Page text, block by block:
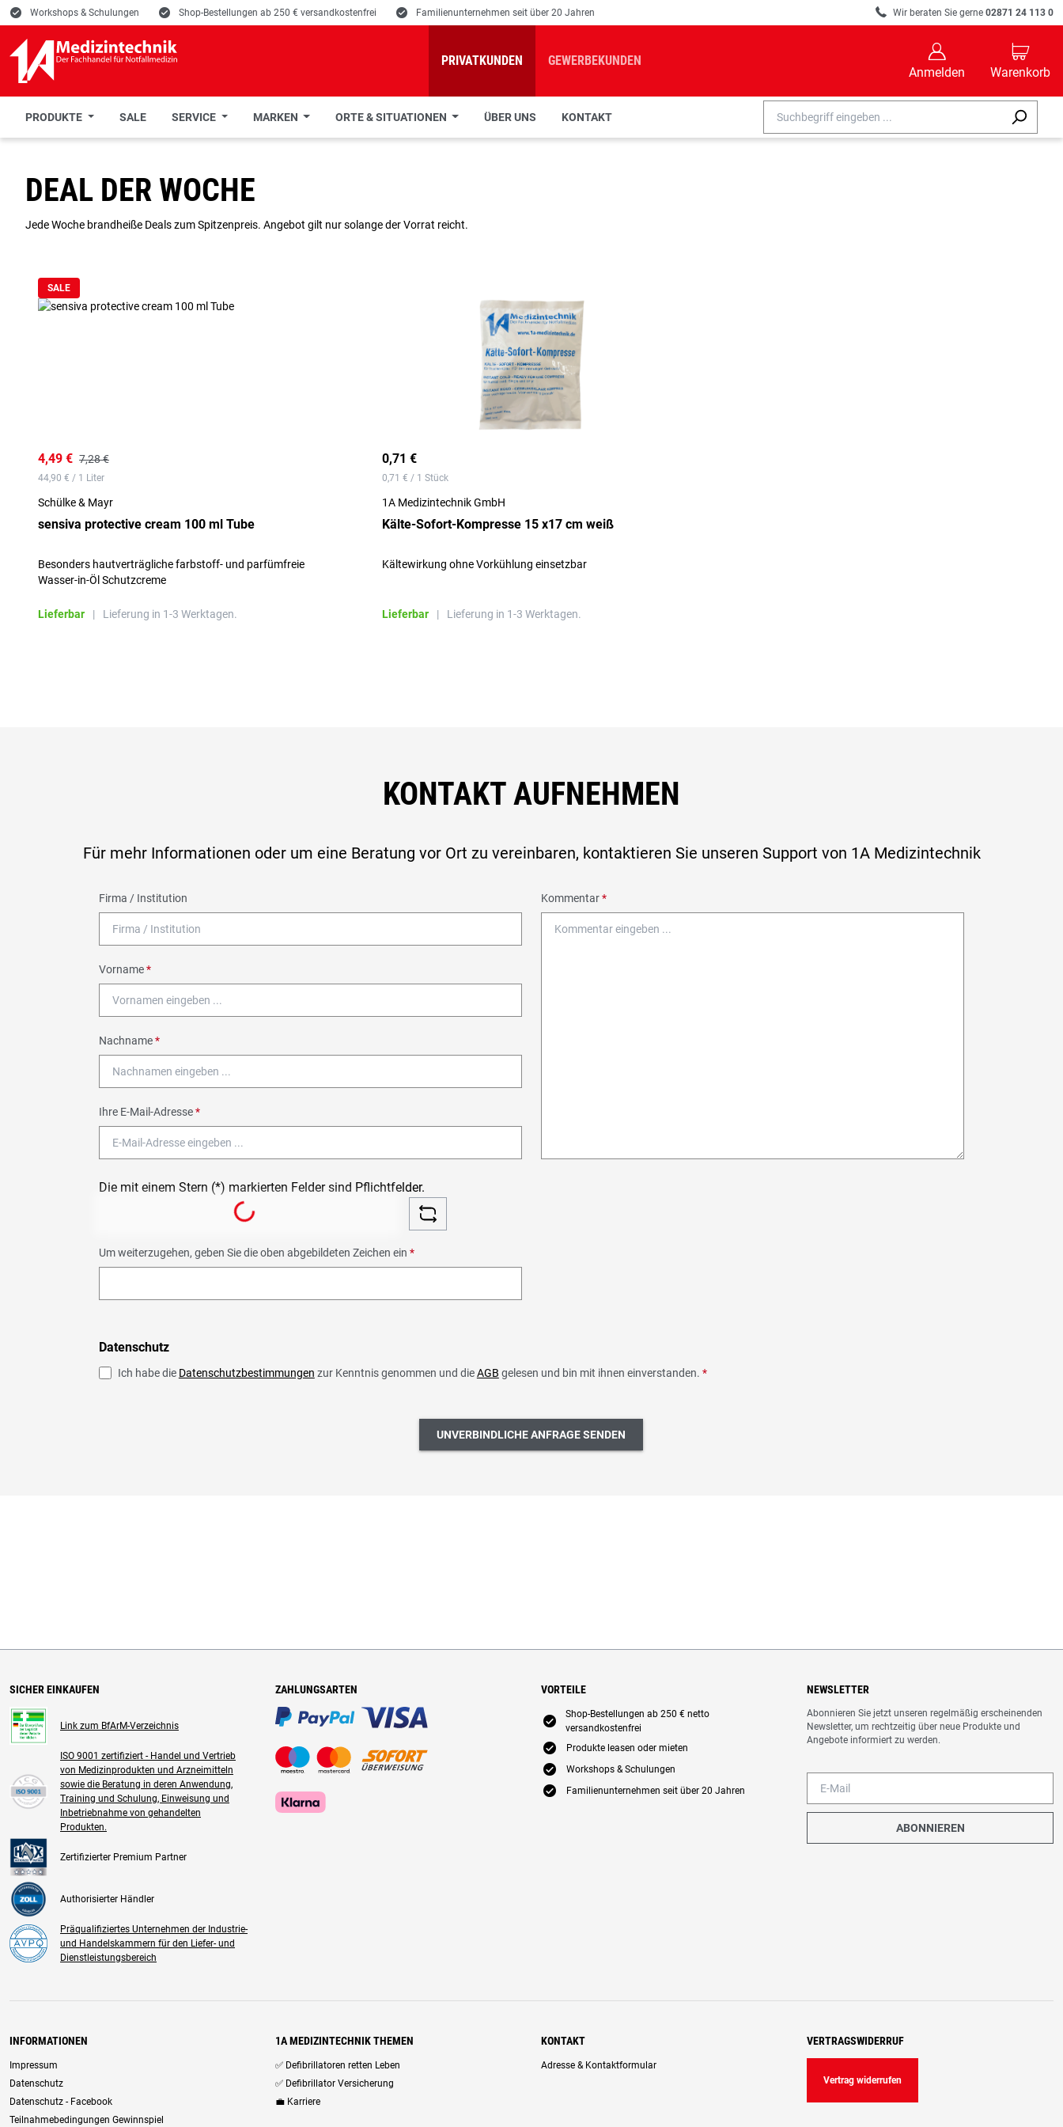
E Workshops & Schulungen E Shop-Bestellungen ab 250 € versandkostenfrei E Familienunternehmen seit über 20 Jahren R Wir beraten Sie gerne 02871 24 113 0
PRIVATKUNDEN GEWERBEKUNDEN
B
Anmelden
C
Warenkorb
PRODUKTE SALE SERVICE MARKEN ORTE & SITUATIONEN ÜBER UNS KONTAKT
DEAL DER WOCHE
Jede Woche brandheiße Deals zum Spitzenpreis. Angebot gilt nur solange der Vorrat reicht.
SALE
4,49 € 7,28 €
44,90 € / 1 Liter
Schülke & Mayr
sensiva protective cream 100 ml Tube
Besonders hautverträgliche farbstoff- und parfümfreie
Wasser-in-Öl Schutzcreme
Lieferbar | Lieferung in 1-3 Werktagen.
0,71 €
0,71 € / 1 Stück
1A Medizintechnik GmbH
Kälte-Sofort-Kompresse 15 x17 cm weiß
Kältewirkung ohne Vorkühlung einsetzbar
Lieferbar | Lieferung in 1-3 Werktagen.
KONTAKT AUFNEHMEN
Für mehr Informationen oder um eine Beratung vor Ort zu vereinbaren, kontaktieren Sie unseren Support von 1A Medizintechnik
Firma / Institution
Vorname*
Nachname*
Ihre E-Mail-Adresse*
Kommentar*
Die mit einem Stern (*) markierten Felder sind Pflichtfelder.
Loading...
Um weiterzugehen, geben Sie die oben abgebildeten Zeichen ein *
Datenschutz
Ich habe die Datenschutzbestimmungen zur Kenntnis genommen und dieAGB gelesen und bin mit ihnen einverstanden. *
UNVERBINDLICHE ANFRAGE SENDEN
SICHER EINKAUFEN
Link zum BfArM-Verzeichnis
ISO 9001 zertifiziert - Handel und Vertrieb
von Medizinprodukten und Arzneimitteln
sowie die Beratung in deren Anwendung,
Training und Schulung, Einweisung und
Inbetriebnahme von gehandelten
Produkten.
Zertifizierter Premium Partner
Authorisierter Händler
Präqualifiziertes Unternehmen der Industrie-
und Handelskammern für den Liefer- und
Dienstleistungsbereich
ZAHLUNGSARTEN VORTEILE
E
Shop-Bestellungen ab 250 € netto
versandkostenfrei
E Produkte leasen oder mieten
E Workshops & Schulungen
E Familienunternehmen seit über 20 Jahren
NEWSLETTER
Abonnieren Sie jetzt unseren regelmäßig erscheinenden
Newsletter, um rechtzeitig über neue Produkte und
Angebote informiert zu werden.
ABONNIEREN
INFORMATIONEN
Impressum
Datenschutz
Datenschutz - Facebook
Teilnahmebedingungen Gewinnspiel
1A MEDIZINTECHNIK THEMEN
✅ Defibrillatoren retten Leben
✅ Defibrillator Versicherung
💼 Karriere
KONTAKT
Adresse & Kontaktformular
VERTRAGSWIDERRUF
Vertrag widerrufen